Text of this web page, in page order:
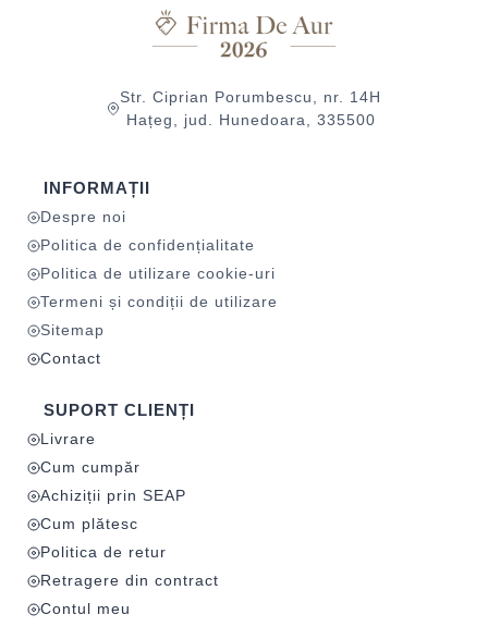
Str. Ciprian Porumbescu, nr. 14H
Hațeg, jud. Hunedoara, 335500
INFORMAȚII
Despre noi
Politica de confidențialitate
Politica de utilizare cookie-uri
Termeni și condiții de utilizare
Sitemap
Contact
SUPORT CLIENȚI
Livrare
Cum cumpăr
Achiziții prin SEAP
Cum plătesc
Politica de retur
Retragere din contract
Contul meu